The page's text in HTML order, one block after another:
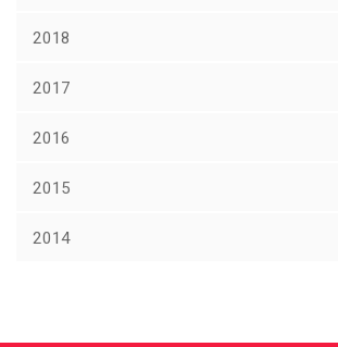
2018
2017
2016
2015
2014